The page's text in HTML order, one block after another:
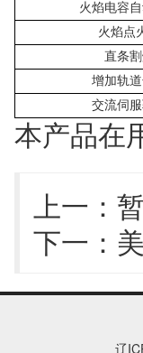
火焰电容
火焰点
直条
增加轨
交流伺
本产品在
上一：
下一：
辽